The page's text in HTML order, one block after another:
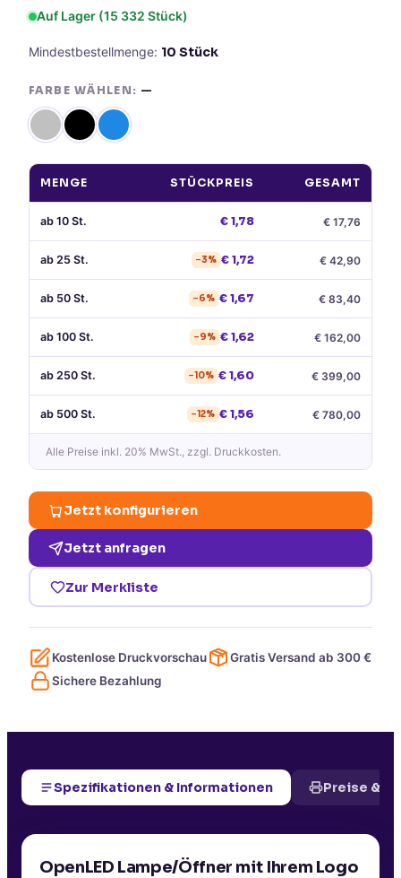
Auf Lager (15 332 Stück)
Mindestbestellmenge: 10 Stück
FARBE WÄHLEN: —
MENGE STÜCKPREIS GESAMT
ab 10 St. €1,78 € 17,76
ab 25 St. −3% €1,72 € 42,90
ab 50 St. −6% €1,67 € 83,40
ab 100 St. −9% €1,62 € 162,00
ab 250 St. −10% €1,60 € 399,00
ab 500 St. −12% €1,56 € 780,00
Alle Preise inkl. 20% MwSt., zzgl. Druckkosten.
Jetzt konfigurieren
Jetzt anfragen
Zur Merkliste
Kostenlose Druckvorschau Gratis Versand ab 300€
Sichere Bezahlung
Spezifikationen & Informationen Preise &
OpenLED Lampe/Öffner mit Ihrem Logo